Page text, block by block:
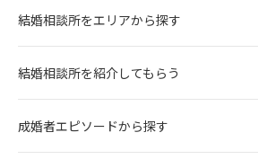
結婚相談所をエリアから探す
結婚相談所を紹介してもらう
成婚者エピソードから探す